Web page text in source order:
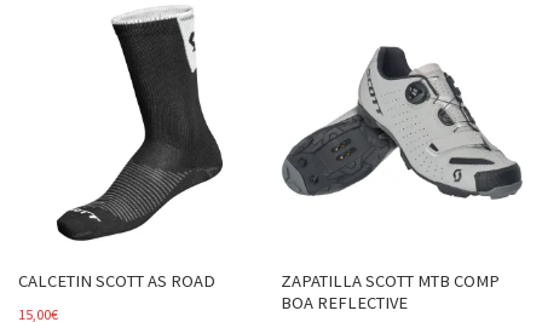
CALCETIN SCOTT AS ROAD
15,00€
ZAPATILLA SCOTT MTB COMP
BOA REFLECTIVE